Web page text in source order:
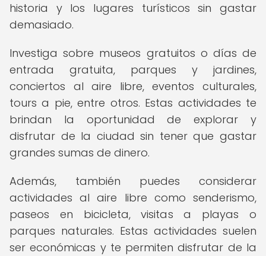
historia y los lugares turísticos sin gastar
demasiado.
Investiga sobre museos gratuitos o días de
entrada gratuita, parques y jardines,
conciertos al aire libre, eventos culturales,
tours a pie, entre otros. Estas actividades te
brindan la oportunidad de explorar y
disfrutar de la ciudad sin tener que gastar
grandes sumas de dinero.
Además, también puedes considerar
actividades al aire libre como senderismo,
paseos en bicicleta, visitas a playas o
parques naturales. Estas actividades suelen
ser económicas y te permiten disfrutar de la